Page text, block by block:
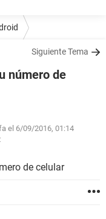
Siguiente Tema
número de
el 6/09/2016, 01:14
de celular